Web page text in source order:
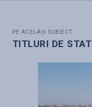
PE ACELAȘI SUBIECT
TITLURI DE STAT